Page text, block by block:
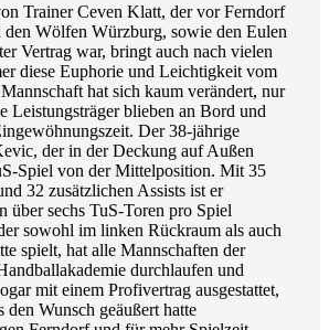
Trainer Ceven Klatt, der vor Ferndorf
den Wölfen Würzburg, sowie den Eulen
Vertrag war, bringt auch nach vielen
diese Euphorie und Leichtigkeit vom
hat sich kaum verändert, nur
Leistungsträger blieben an Bord und
Der 38-jährige
der in der Deckung auf Außen
Spiel von der Mittelposition. Mit 35
32 zusätzlichen Assists ist er
über sechs TuS-Toren pro Spiel
sowohl im linken Rückraum als auch
spielt, hat alle Mannschaften der
durchlaufen und
mit einem Profivertrag ausgestattet,
den Wunsch geäußert hatte